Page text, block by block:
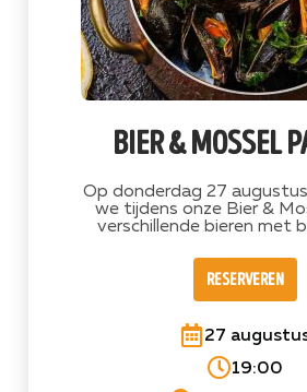
bier & mossel
Op donderdag 27
we tijdens onze Bier &
verschillende bieren met
bierliefhebbers en
Reserveer jouw
reserveren
27
19:00